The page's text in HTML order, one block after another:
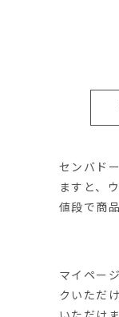
センバド
ますと、
値段で商
マイペー
クいただ